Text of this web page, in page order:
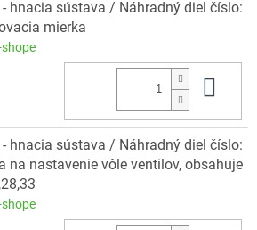
- hnacia sústava / Náhradný diel číslo:
mierka
shope
- hnacia sústava / Náhradný diel číslo:
na nastavenie vôle ventilov, obsahuje
shope